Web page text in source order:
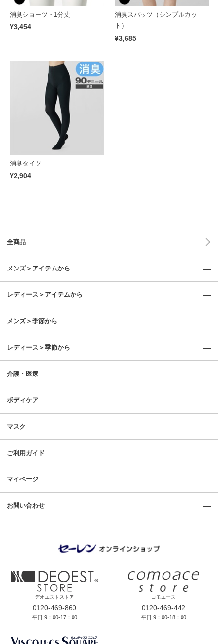
消臭ショーツ・1分丈
¥3,454
消臭スパッツ（シンプルカッ
ト）
¥3,685
消臭タイツ
¥2,904
全商品
メンズ＞アイテムから
レディース＞アイテムから
メンズ＞季節から
レディース＞季節から
介護・医療
ボディケア
マスク
ご利用ガイド
マイページ
お問い合わせ
デオエストストア
0120-469-860
平日 9：00-17：00
コモエース
0120-469-442
平日 9：00-18：00